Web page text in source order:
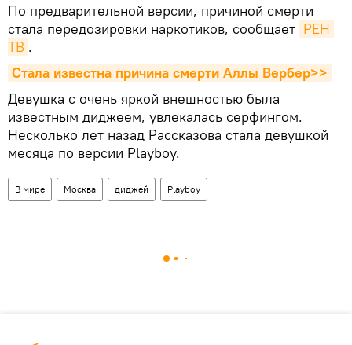
По предварительной версии, причиной смерти
стала передозировки наркотиков, сообщает РЕН
ТВ .
Стала известна причина смерти Аллы Вербер>>
Девушка с очень яркой внешностью была
известным диджеем, увлекалась серфингом.
Несколько лет назад Рассказова стала девушкой
месяца по версии Playboy.
В мире Москва диджей Playboy